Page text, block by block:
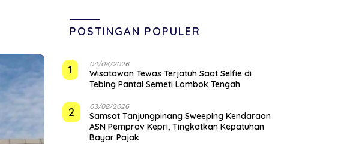
POSTINGAN POPULER
1 04/08/2026
Wisatawan Tewas Terjatuh Saat Selfie di
Tebing Pantai Semeti Lombok Tengah
2 03/08/2026
Samsat Tanjungpinang Sweeping Kendaraan
ASN Pemprov Kepri, Tingkatkan Kepatuhan
Bayar Pajak